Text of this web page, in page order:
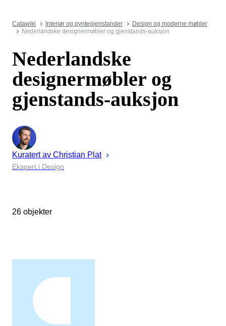
Catawiki Interiør og pyntegjenstander
Design og moderne møbler
Nederlandske designermøbler og gjenstands-auksjon
Nederlandske
designermøbler og
gjenstands-auksjon
Kuratert av Christian Plat
Ekspert i Design
26 objekter